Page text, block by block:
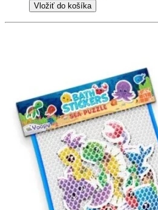
Vložiť do košíka